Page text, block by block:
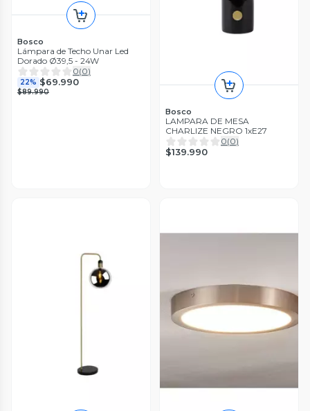
Bosco
Lámpara de Techo Unar Led
Dorado Ø39,5 - 24W
0(0)
22% $69.990
$89.990
Bosco
LAMPARA DE MESA
CHARLIZE NEGRO 1xE27
0(0)
$139.990